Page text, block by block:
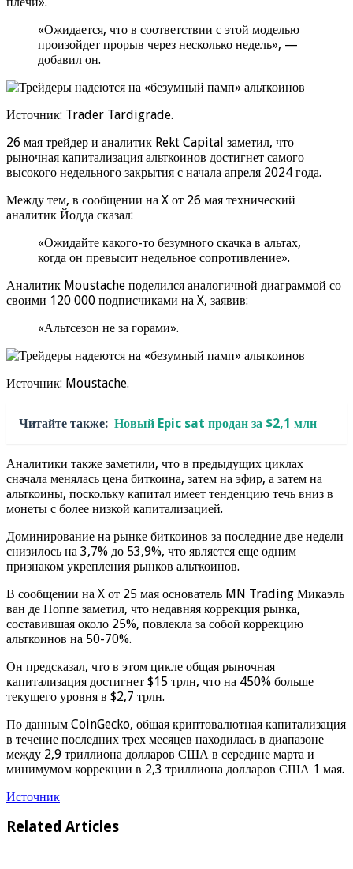
«Ожидается, что в соответствии с этой моделью
произойдет прорыв через несколько недель», —
добавил он.
Источник: Trader Tardigrade.
26 мая трейдер и аналитик Rekt Capital заметил, что
рыночная капитализация альткоинов достигнет самого
высокого недельного закрытия с начала апреля 2024 года.
Между тем, в сообщении на X от 26 мая технический
аналитик Йодда сказал:
«Ожидайте какого-то безумного скачка в альтах,
когда он превысит недельное сопротивление».
Аналитик Moustache поделился аналогичной диаграммой со
своими 120 000 подписчиками на X, заявив:
«Альтсезон не за горами».
Источник: Moustache.
Читайте также: Новый Epic sat продан за $2,1 млн
Аналитики также заметили, что в предыдущих циклах
сначала менялась цена биткоина, затем на эфир, а затем на
альткоины, поскольку капитал имеет тенденцию течь вниз в
монеты с более низкой капитализацией.
Доминирование на рынке биткоинов за последние две недели
снизилось на 3,7% до 53,9%, что является еще одним
признаком укрепления рынков альткоинов.
В сообщении на X от 25 мая основатель MN Trading Микаэль
ван де Поппе заметил, что недавняя коррекция рынка,
составившая около 25%, повлекла за собой коррекцию
альткоинов на 50-70%.
Он предсказал, что в этом цикле общая рыночная
капитализация достигнет $15 трлн, что на 450% больше
текущего уровня в $2,7 трлн.
По данным CoinGecko, общая криптовалютная капитализация
в течение последних трех месяцев находилась в диапазоне
между 2,9 триллиона долларов США в середине марта и
минимумом коррекции в 2,3 триллиона долларов США 1 мая.
Источник
Related Articles